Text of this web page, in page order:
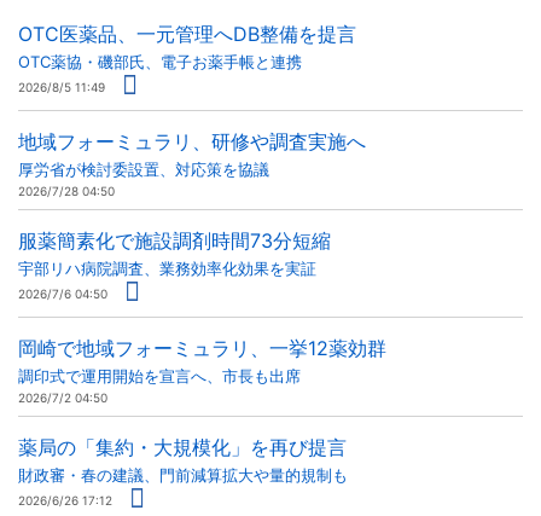
OTC医薬品、一元管理へDB整備を提言
OTC薬協・磯部氏、電子お薬手帳と連携
2026/8/5 11:49
地域フォーミュラリ、研修や調査実施へ
厚労省が検討委設置、対応策を協議
2026/7/28 04:50
服薬簡素化で施設調剤時間73分短縮
宇部リハ病院調査、業務効率化効果を実証
2026/7/6 04:50
岡崎で地域フォーミュラリ、一挙12薬効群
調印式で運用開始を宣言へ、市長も出席
2026/7/2 04:50
薬局の「集約・大規模化」を再び提言
財政審・春の建議、門前減算拡大や量的規制も
2026/6/26 17:12